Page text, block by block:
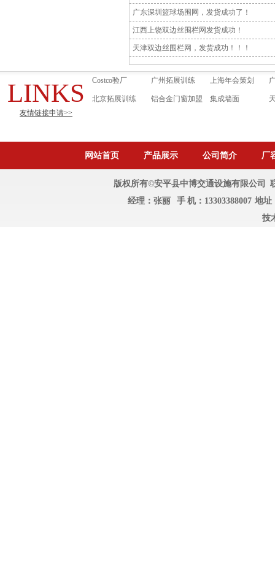
广东深圳篮球场围网，发货成功了！
江西上饶双边丝围栏网发货成功！
天津双边丝围栏网，发货成功！！！
LINKS
友情链接申请>>
Costco验厂 广州拓展训练 上海年会策划
北京拓展训练 铝合金门窗加盟 集成墙面
网站首页 产品展示 公司简介 厂
版权所有©安平县中博交通设施有限公司
经理：张丽 手 机：13303388007 地
技